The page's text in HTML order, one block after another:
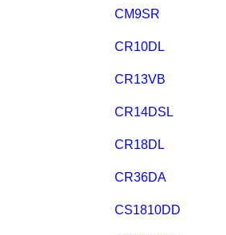
CM9SR
CR10DL
CR13VB
CR14DSL
CR18DL
CR36DA
CS1810DD